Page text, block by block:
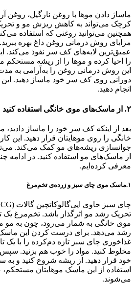
ماساژ دادن موها با روغن نارگیل، روغن
کرچک می‌تواند به کاهش ریزش مو و
همچنین می‌توانید روغنی که استفاده
مزایای روش درمانی روغن داغ بهره
عمیق‌ترین لایه‌های کف سر نفوذ می‌کند.
را احیا کرده و موها را از ریشه مستحکم
دورانی روی کف سر خود ماساژ دهید. این
انجام دهید‌.
۲‌. از ماسک‌های موی خانگی استفاده کنید
بعد از اینکه کف سر خود را ماساژ
خانگی را روی موهایتان قرار دهید. این
جوانسازی ریشه‌های مو کمک می‌کند.
از ماسک‌های مو استفاده کنید. در ادامه
معرفی کرده‌ایم‌.
۱.ماسک موی چای سبز و زرده‌ی تخم‌مرغ
تحریک رشد مو اثرگذار باشد. تخم‌مرغ
موی خانگی به شمار می‌رود، چون به مو
رشد می‌دهد. برای درست کردن این ماسک
غذاخوری چای سبز تازه دم‌کرده را با یک
مخلوط کنید. مواد را خوب هم بزنید.
خود قرار دهید. از ریشه شروع کنید و به
استفاده از این ماسک موهایتان
می‌شوند.